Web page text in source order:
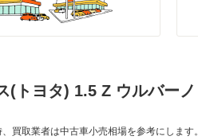
(トヨタ) 1.5 Z ウルバー
買取業者は中古車小売相場を参考にします。